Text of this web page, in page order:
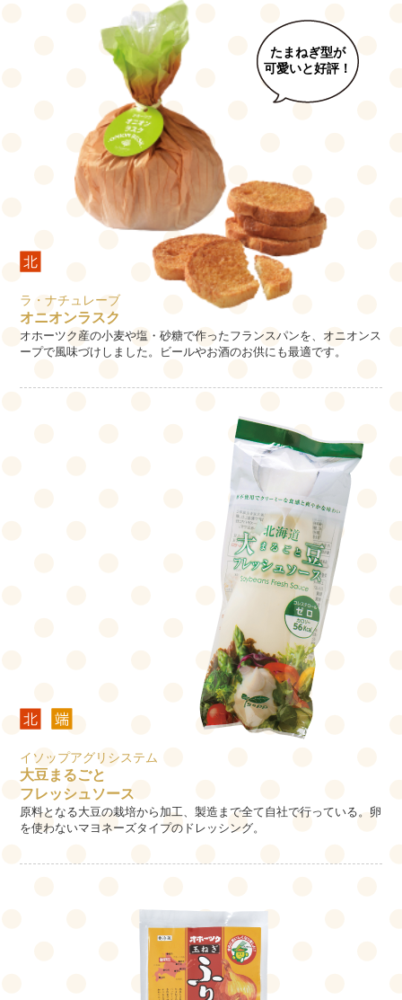
たまねぎ型が
可愛いと好評！
ラ・ナチュレーブ
オニオンラスク
オホーツク産の小麦や塩・砂糖で作ったフランスパンを、オニオンス
ープで風味づけしました。ビールやお酒のお供にも最適です。
イソップアグリシステム
大豆まるごと
フレッシュソース
原料となる大豆の栽培から加工、製造まで全て自社で行っている。卵
を使わないマヨネーズタイプのドレッシング。